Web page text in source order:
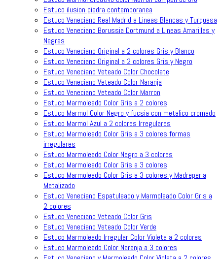
Estuco ilusion piedra contemporanea
Estuco Veneciano Real Madrid a Lineas Blancas y Turquesa
Estuco Veneciano Borussia Dortmund a Lineas Amarillas y
Negras
Estuco Veneciano Original a 2 colores Gris y Blanco
Estuco Veneciano Original a 2 colores Gris y Negro
Estuco Veneciano Veteado Color Chocolate
Estuco Veneciano Veteado Color Naranja
Estuco Veneciano Veteado Color Marron
Estuco Marmoleado Color Gris a 2 colores
Estuco Marmol Color Negro y fucsia con metalico cromado
Estuco Marmol Azul a 2 colores Irregulares
Estuco Marmoleado Color Gris a 3 colores formas
irregulares
Estuco Marmoleado Color Negro a 3 colores
Estuco Marmoleado Color Gris a 3 colores
Estuco Marmoleado Color Gris a 3 colores y Madreperla
Metalizado
Estuco Veneciano Espatuleado y Marmoleado Color Gris a
2 colores
Estuco Veneciano Veteado Color Gris
Estuco Veneciano Veteado Color Verde
Estuco Marmoleado Irregular Color Violeta a 2 colores
Estuco Marmoleado Color Naranja a 3 colores